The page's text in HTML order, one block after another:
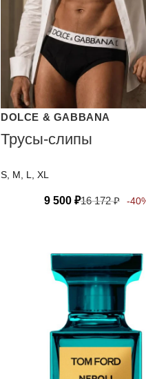
DOLCE & GABBANA
Трусы-слипы
S, M, L, XL
9 500 ₽16 172₽ -